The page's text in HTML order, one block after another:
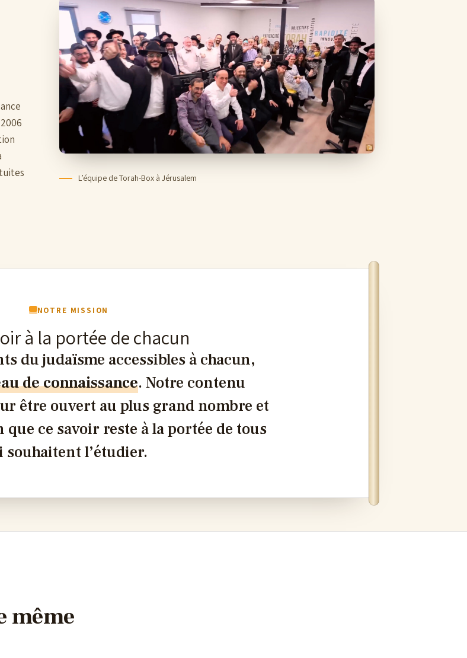
L’équipe de Torah-Box à Jérusalem
NOTRE MISSION
à la portée de chacun
du judaïsme accessibles à chacun,
de connaissance. Notre contenu
être ouvert au plus grand nombre et
ce savoir reste à la portée de tous
souhaitent l’étudier.
même